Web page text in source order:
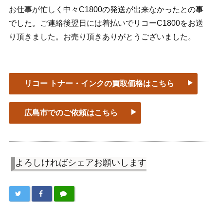
お仕事が忙しく中々C1800の発送が出来なかったとの事
でした。ご連絡後翌日には着払いでリコーC1800をお送
り頂きました。お売り頂きありがとうございました。
リコー トナー・インクの買取価格はこちら
広島市でのご依頼はこちら
よろしければシェアお願いします